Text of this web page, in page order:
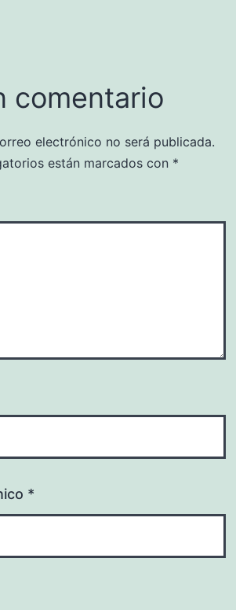
comentario
electrónico no será publicada.
están marcados con *
*